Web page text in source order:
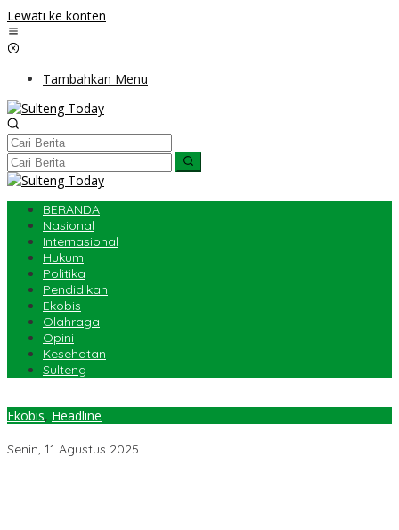
Lewati ke konten
Tambahkan Menu
BERANDA
Nasional
Internasional
Hukum
Politika
Pendidikan
Ekobis
Olahraga
Opini
Kesehatan
Sulteng
Ekobis, Headline
Senin, 11 Agustus 2025